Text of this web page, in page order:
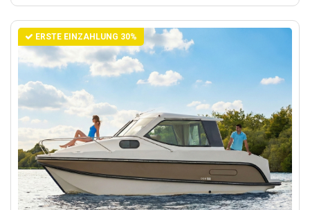
ERSTE EINZAHLUNG 30%